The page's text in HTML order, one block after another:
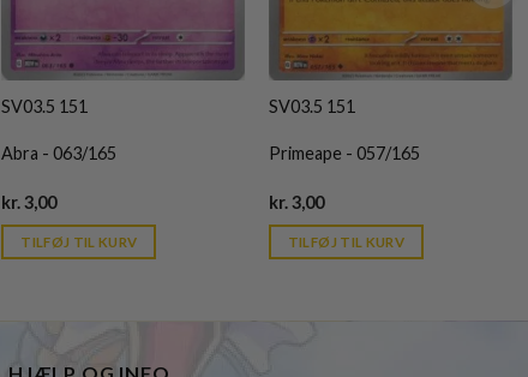
SV03.5 151
Abra - 063/165
kr.3,00Current
is:
kr. 39,95.
TILFØJ TIL KURV
SV03.5 151
Primeape - 057/165
kr.3,00Current
is:
kr. 39,95.
TILFØJ TIL KURV
HJÆLP OG INFO